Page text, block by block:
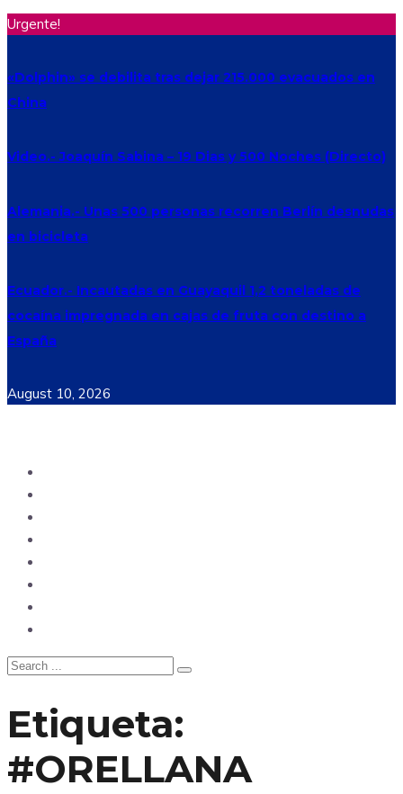
Urgente!
«Dolphin» se debilita tras dejar 215.000 evacuados en
China
Video.- Joaquín Sabina – 19 Dias y 500 Noches (Directo)
Alemania.- Unas 500 personas recorren Berlín desnudas
en bicicleta
Ecuador.- Incautadas en Guayaquil 1,2 toneladas de
cocaína impregnada en cajas de fruta con destino a
España
August 10, 2026
Etiqueta:
#ORELLANA